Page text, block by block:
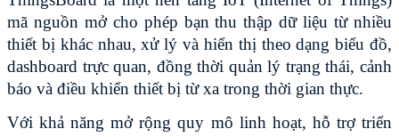
mã nguồn mở cho phép bạn thu thập dữ liệu từ nhiều
thiết bị khác nhau, xử lý và hiển thị theo dạng biểu đồ,
dashboard trực quan, đồng thời quản lý trạng thái, cảnh
báo và điều khiển thiết bị từ xa trong thời gian thực.
Với khả năng mở rộng quy mô linh hoạt, hỗ trợ triển